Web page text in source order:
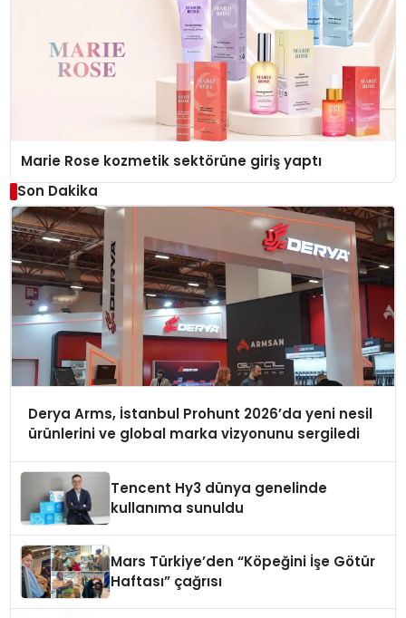
Marie Rose kozmetik sektörüne giriş yaptı
Son Dakika
Derya Arms, İstanbul Prohunt 2026’da yeni nesil
ürünlerini ve global marka vizyonunu sergiledi
Tencent Hy3 dünya genelinde
kullanıma sunuldu
Mars Türkiye’den “Köpeğini İşe Götür
Haftası” çağrısı